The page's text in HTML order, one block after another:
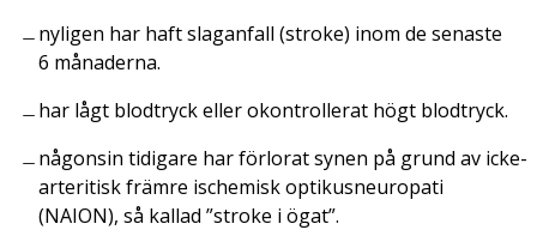
nyligen har haft slaganfall (stroke) inom de senaste
6 månaderna.
har lågt blodtryck eller okontrollerat högt blodtryck.
någonsin tidigare har förlorat synen på grund av icke-
arteritisk främre ischemisk optikusneuropati
(NAION), så kallad ”stroke i ögat”.